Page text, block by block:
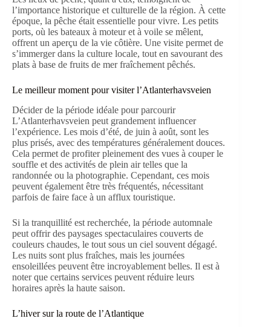
l’importance historique et culturelle de la région. À cette
époque, la pêche était essentielle pour vivre. Les petits
ports, où les bateaux à moteur et à voile se mêlent,
offrent un aperçu de la vie côtière. Une visite permet de
s’immerger dans la culture locale, tout en savourant des
plats à base de fruits de mer fraîchement pêchés.
Le meilleur moment pour visiter l’Atlanterhavsveien
Décider de la période idéale pour parcourir
L’Atlanterhavsveien peut grandement influencer
l’expérience. Les mois d’été, de juin à août, sont les
plus prisés, avec des températures généralement douces.
Cela permet de profiter pleinement des vues à couper le
souffle et des activités de plein air telles que la
randonnée ou la photographie. Cependant, ces mois
peuvent également être très fréquentés, nécessitant
parfois de faire face à un afflux touristique.
Si la tranquillité est recherchée, la période automnale
peut offrir des paysages spectaculaires couverts de
couleurs chaudes, le tout sous un ciel souvent dégagé.
Les nuits sont plus fraîches, mais les journées
ensoleillées peuvent être incroyablement belles. Il est à
noter que certains services peuvent réduire leurs
horaires après la haute saison.
L’hiver sur la route de l’Atlantique